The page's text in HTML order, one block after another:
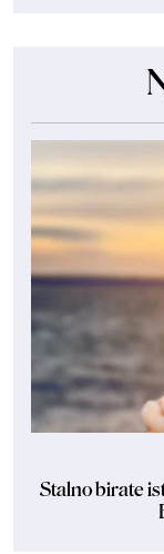
Stalno birate